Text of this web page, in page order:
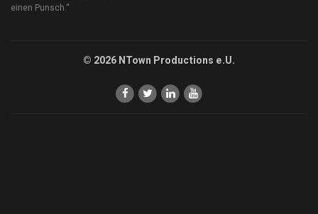
einen Punsch.“
© 2026 NTown Productions e.U.